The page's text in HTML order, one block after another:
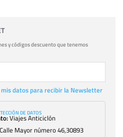
y códigos descuento que tenemos
datos para recibir la Newsletter
DE DATOS
Viajes Anticiclón
Calle Mayor número 46,30893